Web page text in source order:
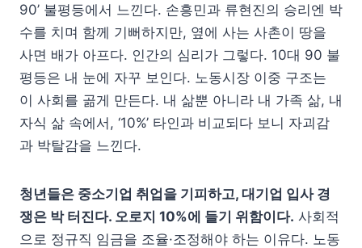
90’ 불평등에서 느낀다. 손흥민과 류현진의 승리엔 박
수를 치며 함께 기뻐하지만, 옆에 사는 사촌이 땅을
사면 배가 아프다. 인간의 심리가 그렇다. 10대 90 불
평등은 내 눈에 자꾸 보인다. 노동시장 이중 구조는
이 사회를 곪게 만든다. 내 삶뿐 아니라 내 가족 삶, 내
자식 삶 속에서, ‘10%’ 타인과 비교되다 보니 자괴감
과 박탈감을 느낀다.
청년들은 중소기업 취업을 기피하고, 대기업 입사 경
쟁은 박 터진다. 오로지 10%에 들기 위함이다. 사회적
으로 정규직 임금을 조율·조정해야 하는 이유다. 노동